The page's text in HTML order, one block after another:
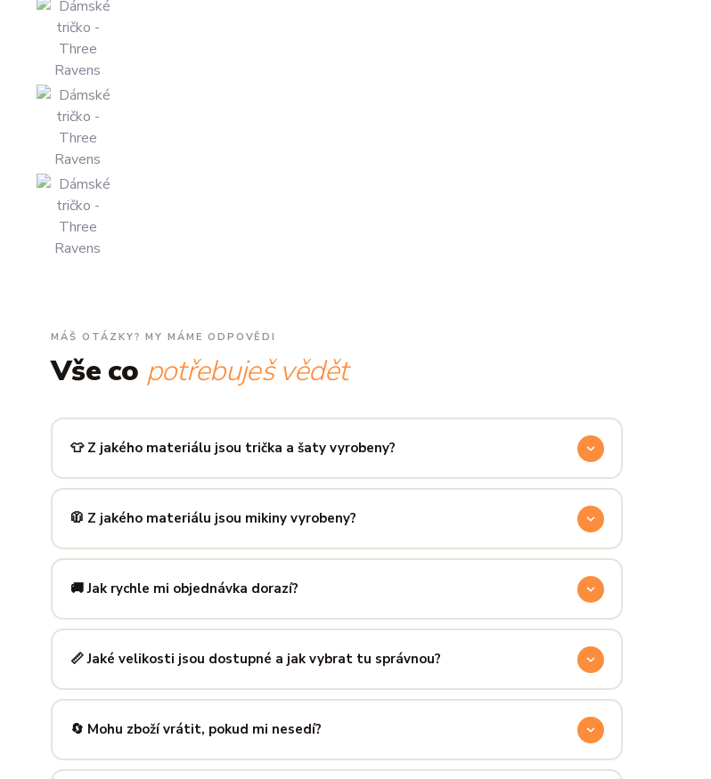
MÁŠ OTÁZKY? MY MÁME ODPOVĚDI
Vše co potřebuješ vědět
👕 Z jakého materiálu jsou trička a šaty vyrobeny?
Používáme prémiovou 100% bavlnu — měkkou na dotek, prodyšnou a odolnou. Produkt si
zachová tvar i barvu i po desítkách praní. Kvalita, kterou pocítíš hned při prvním oblečení.
🧥 Z jakého materiálu jsou mikiny vyrobeny?
Mikiny šijeme ze směsi80 % bavlny a 20 % polyesteru— příjemně hřejivá, pevná a zároveň
prodyšná kombinace, která si dlouho drží tvar i po opakovaném praní.
🚚 Jak rychle mi objednávka dorazí?
Mimo sezónu balíme a odesíláme do 3 pracovních dní. Doručení přes PPL, GLS nebo Českou
poštu trvá obvykle 1–3 pracovní dny — zboží tak můžeš mít u sebe už za pár dní.
📏 Jaké velikosti jsou dostupné a jak vybrat tu správnou?
Nabízíme velikosti XS až 5XL, takže si vybere opravdu každý. Klikni naPrůvodce velikostmi
výše — najdeš tam přesné míry v cm a výběr velikosti bude hračka.
🔄 Mohu zboží vrátit, pokud mi nesedí?
Samozřejmě. Máš plných14 dní na vráceníbez udání důvodu. Stačí nás kontaktovat na